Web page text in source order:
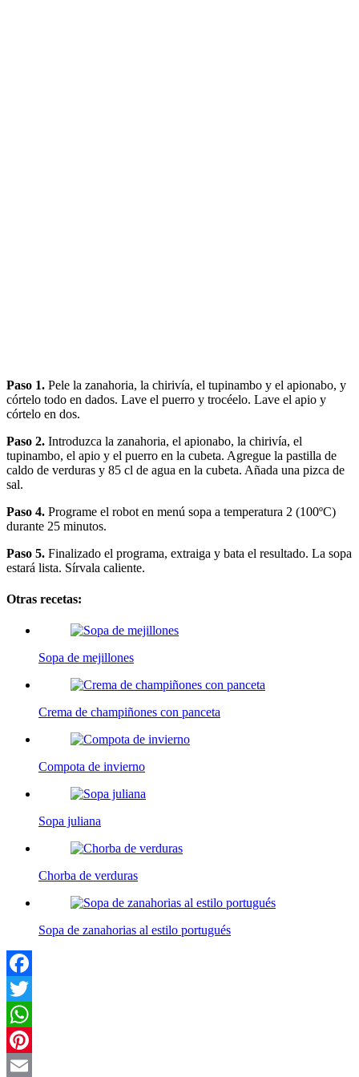
Paso 1. Pele la zanahoria, la chirivía, el tupinambo y el apionabo, y
córtelo todo en dados. Lave el puerro y trocéelo. Lave el apio y
córtelo en dos.
Paso 2. Introduzca la zanahoria, el apionabo, la chirivía, el
tupinambo, el apio y el puerro en la cubeta. Agregue la pastilla de
caldo de verduras y 85 cl de agua en la cubeta. Añada una pizca de
sal.
Paso 4. Programe el robot en menú sopa a temperatura 2 (100ºC)
durante 25 minutos.
Paso 5. Finalizado el programa, extraiga y bata el resultado. La sopa
estará lista. Sírvala caliente.
Otras recetas:
Sopa de mejillones
Crema de champiñones con panceta
Compota de invierno
Sopa juliana
Chorba de verduras
Sopa de zanahorias al estilo portugués
Facebook
Twitter
WhatsApp
Pinterest